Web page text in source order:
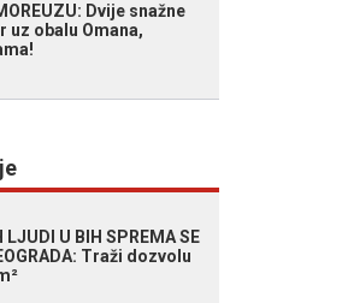
Dvije snažne
obalu Omana,
U BIH SPREMA SE
Traži dozvolu